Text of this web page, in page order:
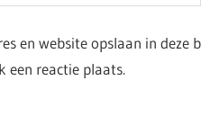
en website opslaan in deze
een reactie plaats.